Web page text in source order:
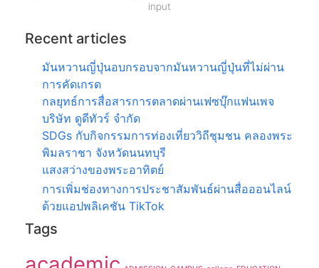
input
Recent articles
มันหวานญี่ปุ่นอบกรอบจากมันหวานญี่ปุ่นที่ไม่ผ่าน
การคัดเกรด
กลยุทธ์การสื่อสารการตลาดผ่านเฟซบุ๊กแฟนเพจ
บริษัท ดูดีทัวร์ จำกัด
SDGs กับกิจกรรมการท่องเที่ยววิถีชุมชน คลองพระ
พิมลราชา จังหวัดนนทบุรี
แสงสว่างของพระอาทิตย์
การเพิ่มช่องทางการประชาสัมพันธ์ผ่านสื่อออนไลน์
ด้วยแอปพลิเคชัน TikTok
Tags